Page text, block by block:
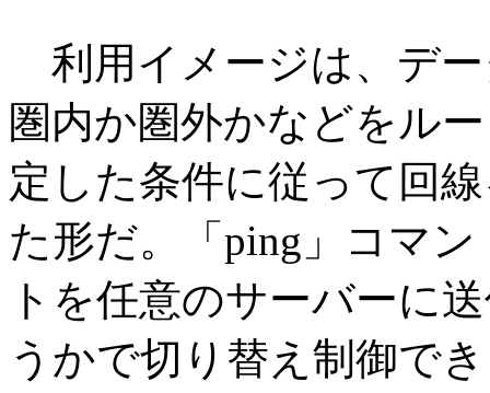
利用イメージは、デ
圏内か圏外かなどをル
定した条件に従って回
た形だ。「ping」コマ
トを任意のサーバーに
うかで切り替え制御で